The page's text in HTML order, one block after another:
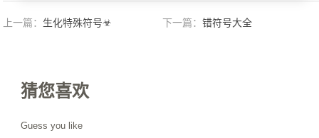
上一篇： 生化特殊符号☣ 下一篇：错符号大全
猜您喜欢
Guess you like